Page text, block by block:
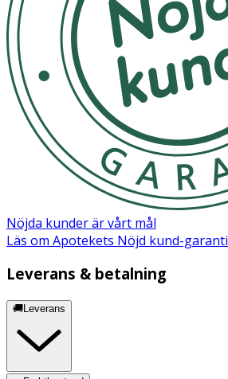
Nöjda kunder är vårt mål
Läs om Apotekets Nöjd kund-garanti
Leverans & betalning
🚚Leverans